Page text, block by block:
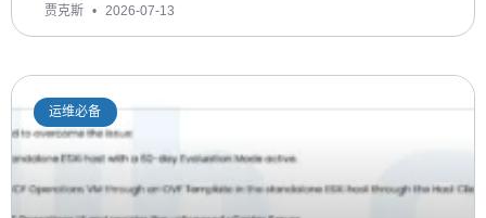
贾克斯 2026-07-13
运维必备